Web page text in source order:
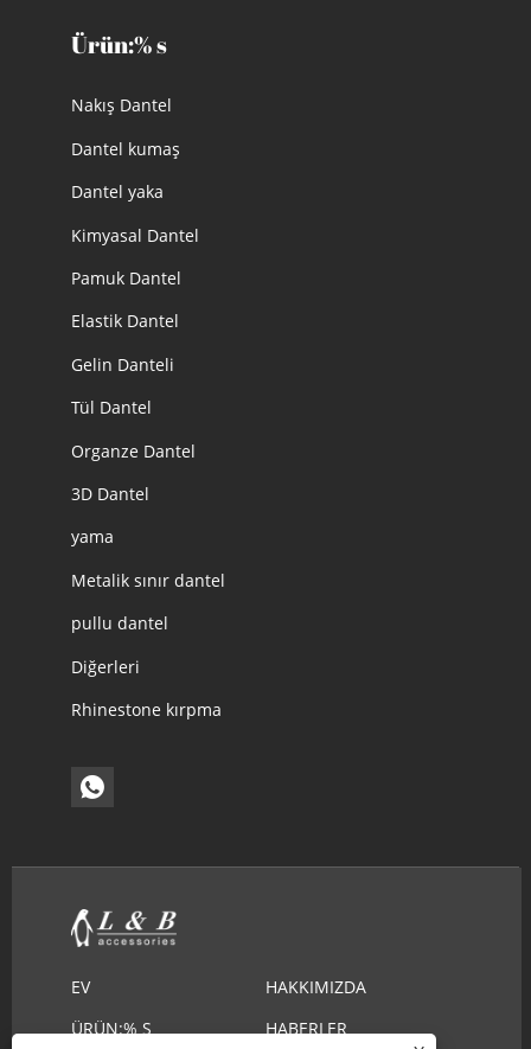
Ürün:% s
Nakış Dantel
Dantel kumaş
Dantel yaka
Kimyasal Dantel
Pamuk Dantel
Elastik Dantel
Gelin Danteli
Tül Dantel
Organze Dantel
3D Dantel
yama
Metalik sınır dantel
pullu dantel
Diğerleri
Rhinestone kırpma
EV
HAKKIMIZDA
ÜRÜN:% S
HABERLER